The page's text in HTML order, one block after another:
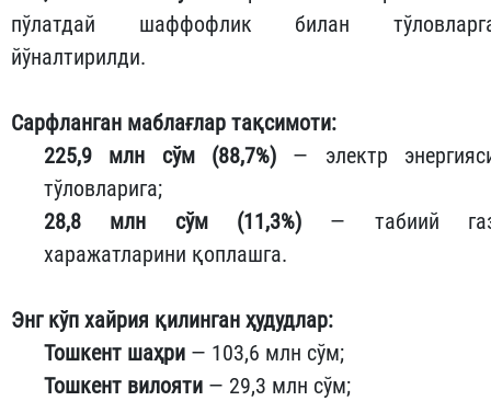
пўлатдай шаффофлик билан
йўналтирилди.
Сарфланган маблағлар тақсимоти:
225,9 млн сўм (88,7%) — электр
тўловларига;
28,8 млн сўм (11,3%) — табиий
харажатларини қоплашга.
Энг кўп хайрия қилинган ҳудудлар:
Тошкент шаҳри — 103,6 млн сўм;
Тошкент вилояти — 29,3 млн сўм;